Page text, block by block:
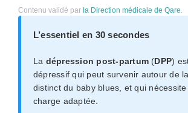
Contenu validé par la Direction médicale de Qare.
L’essentiel en 30 secondes
La dépression post-partum (DPP)
dépressif qui peut survenir autour de
distinct du baby blues, et qui
charge adaptée.